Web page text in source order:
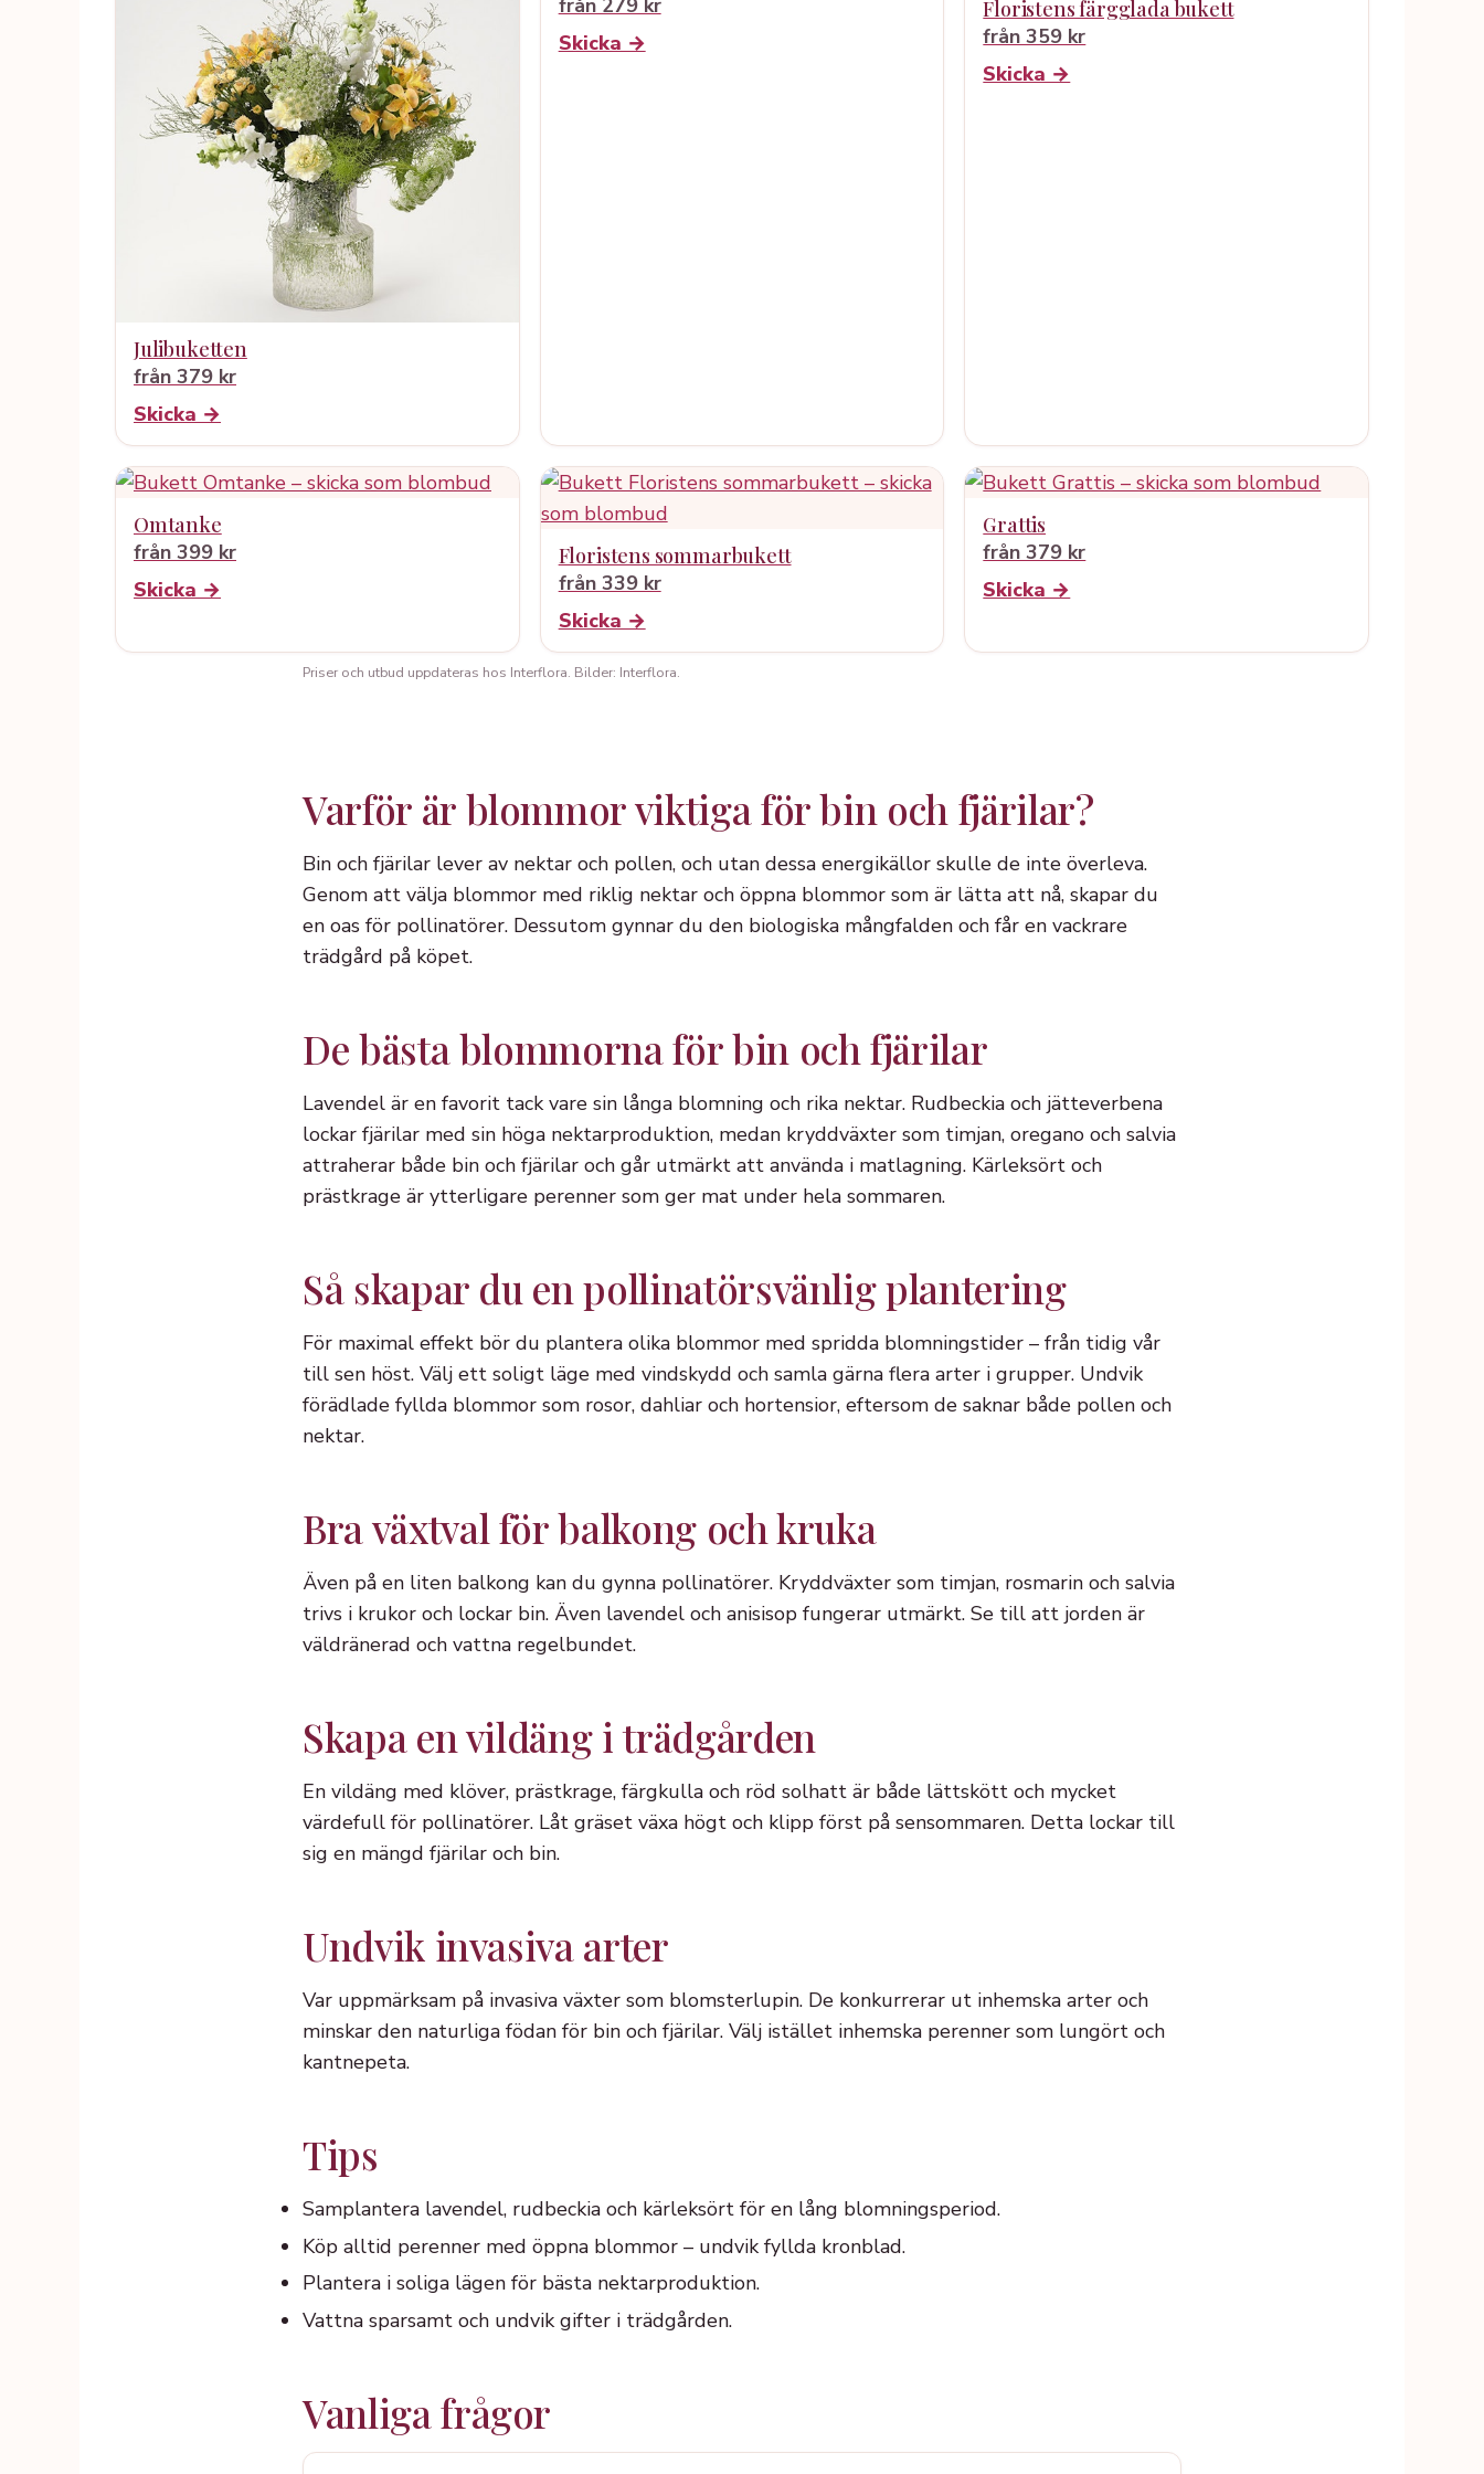
Julibuketten
från 379 kr
Skicka →
från 279 kr
Skicka →
Floristens färgglada bukett
från 359 kr
Skicka →
Omtanke
från 399 kr
Skicka →
Floristens sommarbukett
från 339 kr
Skicka →
Grattis
från 379 kr
Skicka →
Priser och utbud uppdateras hos Interflora. Bilder: Interflora.
Varför är blommor viktiga för bin och fjärilar?
Bin och fjärilar lever av nektar och pollen, och utan dessa energikällor skulle de inte överleva.
Genom att välja blommor med riklig nektar och öppna blommor som är lätta att nå, skapar du
en oas för pollinatörer. Dessutom gynnar du den biologiska mångfalden och får en vackrare
trädgård på köpet.
De bästa blommorna för bin och fjärilar
Lavendel är en favorit tack vare sin långa blomning och rika nektar. Rudbeckia och jätteverbena
lockar fjärilar med sin höga nektarproduktion, medan kryddväxter som timjan, oregano och salvia
attraherar både bin och fjärilar och går utmärkt att använda i matlagning. Kärleksört och
prästkrage är ytterligare perenner som ger mat under hela sommaren.
Så skapar du en pollinatörsvänlig plantering
För maximal effekt bör du plantera olika blommor med spridda blomningstider – från tidig vår
till sen höst. Välj ett soligt läge med vindskydd och samla gärna flera arter i grupper. Undvik
förädlade fyllda blommor som rosor, dahliar och hortensior, eftersom de saknar både pollen och
nektar.
Bra växtval för balkong och kruka
Även på en liten balkong kan du gynna pollinatörer. Kryddväxter som timjan, rosmarin och salvia
trivs i krukor och lockar bin. Även lavendel och anisisop fungerar utmärkt. Se till att jorden är
väldränerad och vattna regelbundet.
Skapa en vildäng i trädgården
En vildäng med klöver, prästkrage, färgkulla och röd solhatt är både lättskött och mycket
värdefull för pollinatörer. Låt gräset växa högt och klipp först på sensommaren. Detta lockar till
sig en mängd fjärilar och bin.
Undvik invasiva arter
Var uppmärksam på invasiva växter som blomsterlupin. De konkurrerar ut inhemska arter och
minskar den naturliga födan för bin och fjärilar. Välj istället inhemska perenner som lungört och
kantnepeta.
Tips
Samplantera lavendel, rudbeckia och kärleksört för en lång blomningsperiod.
Köp alltid perenner med öppna blommor – undvik fyllda kronblad.
Plantera i soliga lägen för bästa nektarproduktion.
Vattna sparsamt och undvik gifter i trädgården.
Vanliga frågor